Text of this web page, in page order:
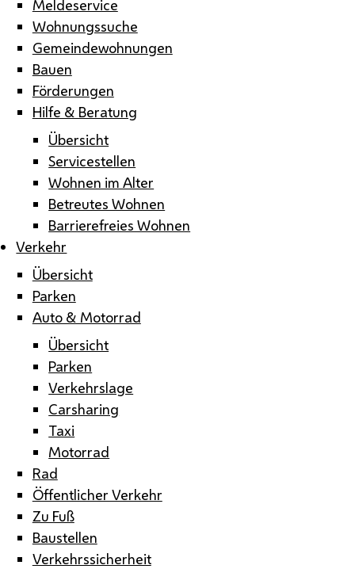
Meldeservice
Wohnungssuche
Gemeindewohnungen
Bauen
Förderungen
Hilfe & Beratung
Übersicht
Servicestellen
Wohnen im Alter
Betreutes Wohnen
Barrierefreies Wohnen
Verkehr
Übersicht
Parken
Auto & Motorrad
Übersicht
Parken
Verkehrslage
Carsharing
Taxi
Motorrad
Rad
Öffentlicher Verkehr
Zu Fuß
Baustellen
Verkehrssicherheit